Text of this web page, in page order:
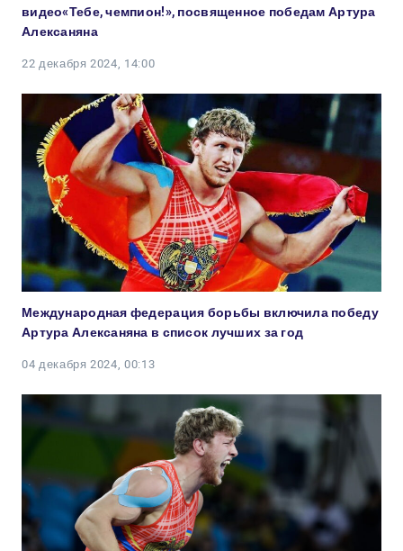
видео«Тебе, чемпион!», посвященное победам Артура
Алексаняна
22 декабря 2024, 14:00
Международная федерация борьбы включила победу
Артура Алексаняна в список лучших за год
04 декабря 2024, 00:13